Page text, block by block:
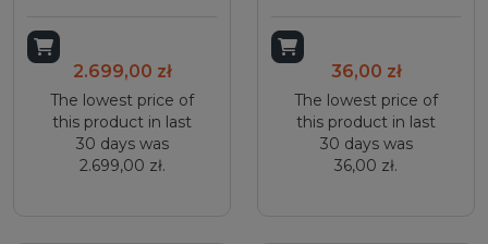
Add to cart
2.699,00 zł
The lowest price of
this product in last
30 days was
2.699,00 zł.
Add to cart
36,00 zł
The lowest price of
this product in last
30 days was
36,00 zł.